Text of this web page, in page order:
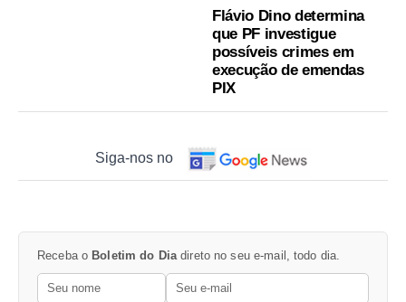
Flávio Dino determina
que PF investigue
possíveis crimes em
execução de emendas
PIX
Siga-nos no
Receba o Boletim do Diadireto no seu e-mail, todo dia.